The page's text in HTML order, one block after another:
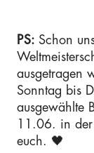
PS: Schon
ausgetragen
Sonntag bis
ausgewählte
11.06. in
euch. 🖤